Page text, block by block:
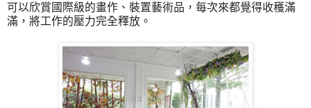
可以欣賞國際級的畫作、裝置藝術品，每次來都覺得收穫滿
滿，將工作的壓力完全釋放。